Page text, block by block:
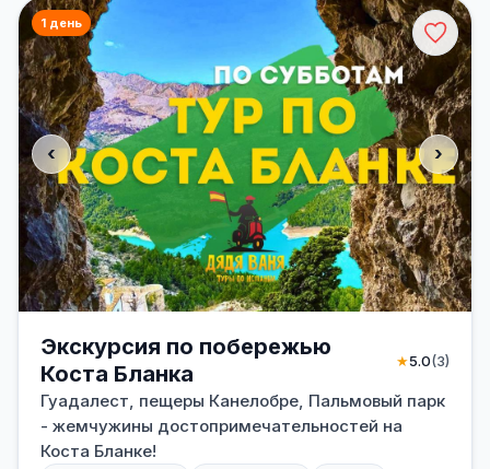
‹ ›
1 день
Экскурсия по побережью
Коста Бланка
★5.0(3)
Гуадалест, пещеры Канелобре, Пальмовый парк
- жемчужины достопримечательностей на
Коста Бланке!